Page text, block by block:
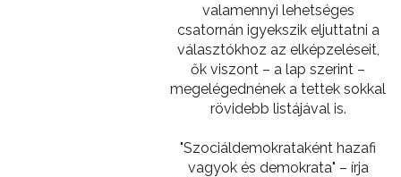
valamennyi lehetséges
csatornán igyekszik eljuttatni a
választókhoz az elképzeléseit,
ők viszont – a lap szerint –
megelégednének a tettek sokkal
rövidebb listájával is.
"Szociáldemokrataként hazafi
vagyok és demokrata" – írja